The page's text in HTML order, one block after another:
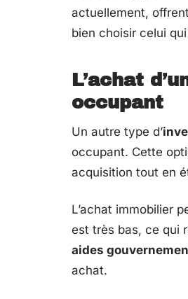
actuellement,
bien choisir celui
L’achat
occupant
Un autre type d’
occupant. Cette
acquisition tout en
L’achat immobilier
est très bas, ce qui
aides
achat.